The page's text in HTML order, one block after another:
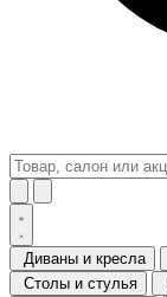
Диваны и кресла
Столы и стулья